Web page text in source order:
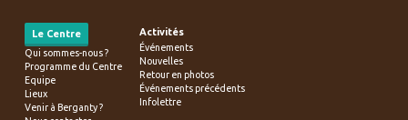
Le Centre
Qui sommes-nous ?
Programme du Centre
Equipe
Lieux
Venir à Berganty ?
Activités
Événements
Nouvelles
Retour en photos
Événements précédents
Infolettre